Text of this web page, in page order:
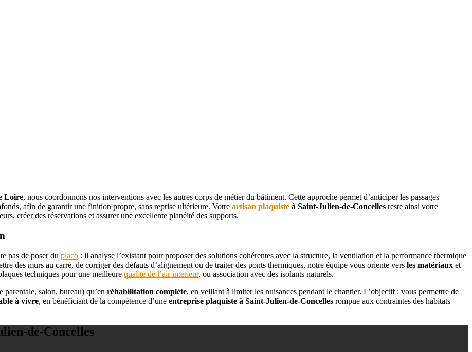
Loire, nous coordonnons nos interventions avec les autres corps de métier du bâtiment. Cette approche permet d’anticiper les passages
afin de garantir une finition propre, sans reprise ultérieure. Votre artisan plaquiste à Saint-Julien-de-Concelles reste ainsi votre
créer des réservations et assurer une excellente planéité des supports.
pas de poser du placo : il analyse l’existant pour proposer des solutions cohérentes avec la structure, la ventilation et la performance thermique
des murs au carré, de corriger des défauts d’alignement ou de traiter des ponts thermiques, notre équipe vous oriente vers les matériaux et
techniques pour une meilleure qualité de l’air intérieur, ou association avec des isolants naturels.
parentale, salon, bureau) qu’en réhabilitation complète, en veillant à limiter les nuisances pendant le chantier. L’objectif : vous permettre de
à vivre, en bénéficiant de la compétence d’une entreprise plaquiste à Saint-Julien-de-Concelles rompue aux contraintes des habitats
de-Concelles